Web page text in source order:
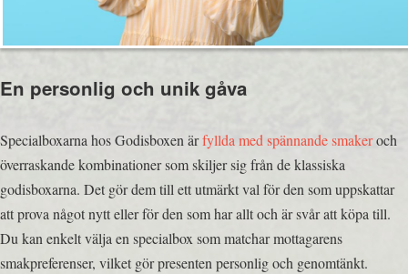
En personlig och unik gåva
Specialboxarna hos Godisboxen ärfyllda med spännande smakeroch
överraskande kombinationer som skiljer sig från de klassiska
godisboxarna. Det gör dem till ett utmärkt val för den som uppskattar
att prova något nytt eller för den som har allt och är svår att köpa till.
Du kan enkelt välja en specialbox som matchar mottagarens
smakpreferenser, vilket gör presenten personlig och genomtänkt.